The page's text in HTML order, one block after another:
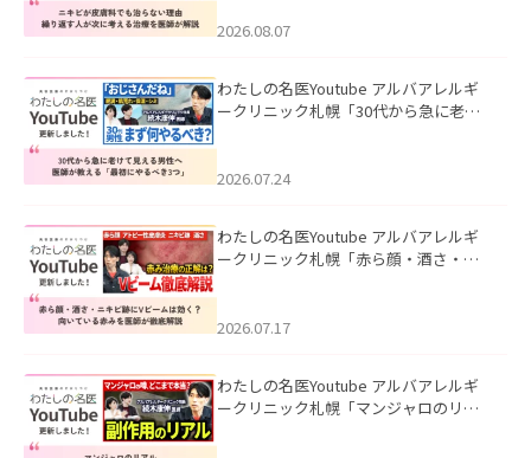
ました。
2026.08.07
わたしの名医Youtube アルバアレルギ
ークリニック札幌「30代から急に老け
た。
2026.07.24
わたしの名医Youtube アルバアレルギ
ークリニック札幌「赤ら顔・酒さ・ニ
した。
2026.07.17
わたしの名医Youtube アルバアレルギ
ークリニック札幌「マンジャロのリア